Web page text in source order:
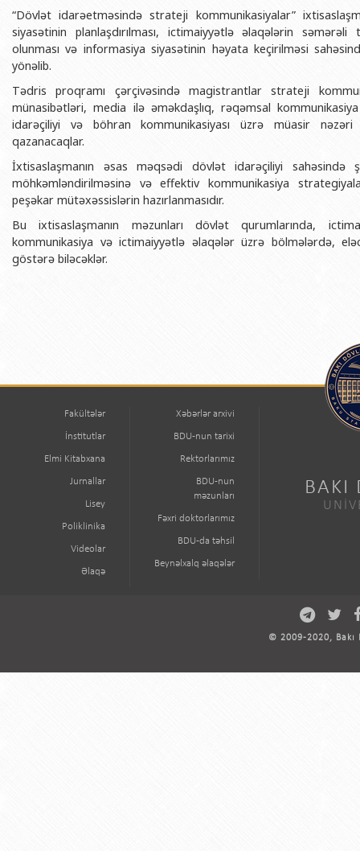
BDU-nun məzunları
Fəxri doktorlarımız
BDU-da təhsil
BDU-da tədris olunan ixtisaslar
Universitet tarixinin ən mühüm hadisələri
İnsan resursları və hüquq şöbəsi
Sənədlər və Müraciətlərlə iş
Keyfiyyətin təminatı, monitorinq
Psixoloji Yardım Sektoru
İdman-sağlamlıq Mərkəzi
BDU-nun Nəşr Evi
Geologiya fakültəsi
Filologiya fakültəsi
Beynəlxalq
Hüquq fakültəsi
İnformasiya və
Sosial elmlər və
Publik
“Dövlət idarəetməsində strateji kommunikasiyalar”
siyasətinin planlaşdırılması, ictimaiyyətlə əlaqələrin səmərəli
olunması və informasiya siyasətinin həyata keçirilməsi
yönəlib.
Tədris proqramı çərçivəsində magistrantlar strateji
münasibətləri, media ilə əməkdaşlıq, rəqəmsal
idarəçiliyi və böhran kommunikasiyası üzrə müasir nəzəri
qazanacaqlar.
İxtisaslaşmanın əsas məqsədi dövlət idarəçiliyi sahəsində
möhkəmləndirilməsinə və effektiv kommunikasiya
peşəkar mütəxəssislərin hazırlanmasıdır.
Bu ixtisaslaşmanın məzunları dövlət qurumlarında,
kommunikasiya və ictimaiyyətlə əlaqələr üzrə bölmələrdə,
göstərə biləcəklər.
Fakültələr
İnstitutlar
Elmi Kitabxana
Jurnallar
Lisey
Poliklinika
Videolar
Əlaqə
Xəbərlər arxivi
BDU-nun tarixi
Rektorlarımız
BDU-nun
məzunları
Fəxri doktorlarımız
BDU-da təhsil
Beynəlxalq əlaqələr
BAKI
© 2009-2020,